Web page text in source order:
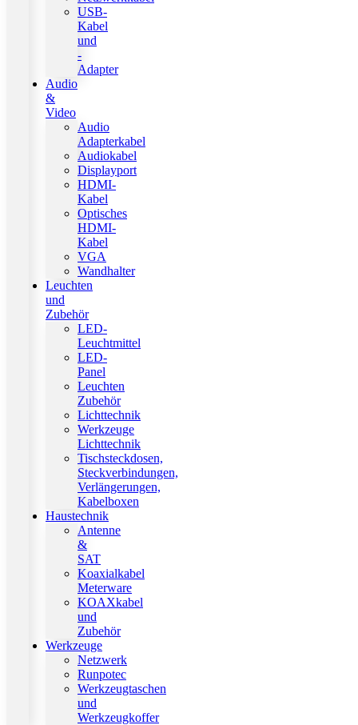
USB-
Kabel
und
-
Adapter
Audio
&
Video
Audio
Adapterkabel
Audiokabel
Displayport
HDMI-
Kabel
Optisches
HDMI-
Kabel
VGA
Wandhalter
Leuchten
und
Zubehör
LED-
Leuchtmittel
LED-
Panel
Leuchten
Zubehör
Lichttechnik
Werkzeuge
Lichttechnik
Tischsteckdosen,
Steckverbindungen,
Verlängerungen,
Kabelboxen
Haustechnik
Antenne
&
SAT
Koaxialkabel
Meterware
KOAXkabel
und
Zubehör
Werkzeuge
Netzwerk
Runpotec
Werkzeugtaschen
und
Werkzeugkoffer